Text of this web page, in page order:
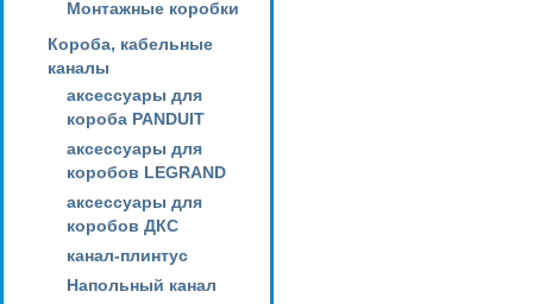
Монтажные коробки
Короба, кабельные
каналы
аксессуары для
короба PANDUIT
аксессуары для
коробов LEGRAND
аксессуары для
коробов ДКС
канал-плинтус
Напольный канал